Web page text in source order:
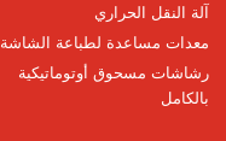
آلة النقل الحراري
معدات مساعدة لطباعة الشاشة
رشاشات مسحوق أوتوماتيكية
بالكامل